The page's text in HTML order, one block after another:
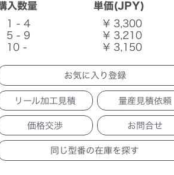
入数量
単価(JPY)
1 - 4
¥ 3,300
5 - 9
¥ 3,210
10 -
¥ 3,150
リール加工見積 量産見積依頼
価格交渉 お問合せ